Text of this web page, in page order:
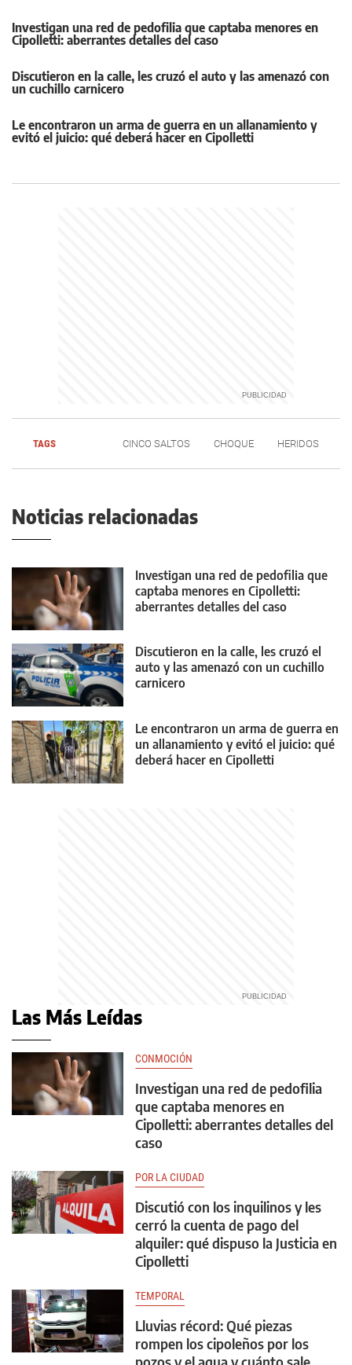
Investigan una red de pedofilia que captaba menores en
Cipolletti: aberrantes detalles del caso
Discutieron en la calle, les cruzó el auto y las amenazó con
un cuchillo carnicero
Le encontraron un arma de guerra en un allanamiento y
evitó el juicio: qué deberá hacer en Cipolletti
TAGS CINCO SALTOS CHOQUE HERIDOS
Noticias relacionadas
Investigan una red de pedofilia que
captaba menores en Cipolletti:
aberrantes detalles del caso
Discutieron en la calle, les cruzó el
auto y las amenazó con un cuchillo
carnicero
Le encontraron un arma de guerra en
un allanamiento y evitó el juicio: qué
deberá hacer en Cipolletti
Las Más Leídas
CONMOCIÓN
Investigan una red de pedofilia
que captaba menores en
Cipolletti: aberrantes detalles del
caso
POR LA CIUDAD
Discutió con los inquilinos y les
cerró la cuenta de pago del
alquiler: qué dispuso la Justicia en
Cipolletti
TEMPORAL
Lluvias récord: Qué piezas
rompen los cipoleños por los